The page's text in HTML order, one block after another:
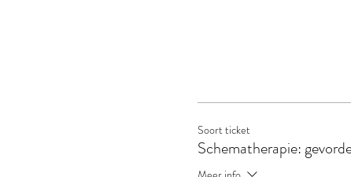
Soort ticket
Schematherapie: